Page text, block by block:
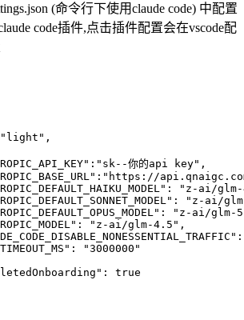
(命令行下使用claude code) 中配置
code插件,点击插件配置会在vscode配
"light" ,
: "sk--你的api key" ,
: "https://
:
"z-ai/
:
"z-ai/
:
"z-ai/glm-
: "z-ai/glm-4.5" ,
:
:
"3000000"
:
true